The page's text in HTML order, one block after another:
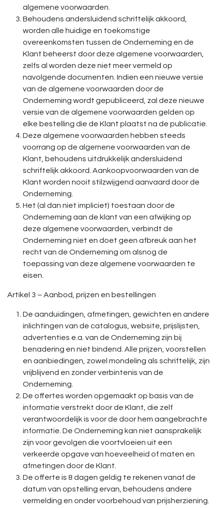
algemene voorwaarden.
Behoudens andersluidend schriftelijk akkoord,
worden alle huidige en toekomstige
overeenkomsten tussen de Onderneming en de
Klant beheerst door deze algemene voorwaarden,
zelfs al worden deze niet meer vermeld op
navolgende documenten. Indien een nieuwe versie
van de algemene voorwaarden door de
Onderneming wordt gepubliceerd, zal deze nieuwe
versie van de algemene voorwaarden gelden op
elke bestelling die de Klant plaatst na de publicatie.
Deze algemene voorwaarden hebben steeds
voorrang op de algemene voorwaarden van de
Klant, behoudens uitdrukkelijk andersluidend
schriftelijk akkoord. Aankoopvoorwaarden van de
Klant worden nooit stilzwijgend aanvaard door de
Onderneming.
Het (al dan niet impliciet) toestaan door de
Onderneming aan de klant van een afwijking op
deze algemene voorwaarden, verbindt de
Onderneming niet en doet geen afbreuk aan het
recht van de Onderneming om alsnog de
toepassing van deze algemene voorwaarden te
eisen.
Artikel 3 – Aanbod, prijzen en bestellingen
De aanduidingen, afmetingen, gewichten en andere
inlichtingen van de catalogus, website, prijslijsten,
advertenties e.a. van de Onderneming zijn bij
benadering en niet bindend. Alle prijzen, voorstellen
en aanbiedingen, zowel mondeling als schriftelijk, zijn
vrijblijvend en zonder verbintenis van de
Onderneming.
De offertes worden opgemaakt op basis van de
informatie verstrekt door de Klant, die zelf
verantwoordelijk is voor de door hem aangebrachte
informatie. De Onderneming kan niet aansprakelijk
zijn voor gevolgen die voortvloeien uit een
verkeerde opgave van hoeveelheid of maten en
afmetingen door de Klant.
De offerte is 8 dagen geldig te rekenen vanaf de
datum van opstelling ervan, behoudens andere
vermelding en onder voorbehoud van prijsherziening.